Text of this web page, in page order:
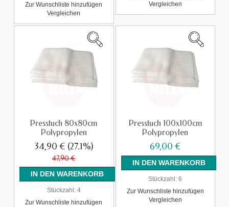
Zur Wunschliste hinzufügen
Vergleichen
Vergleichen
Presstuch 80x80cm
Polypropylen
34,90 € (27.1%)
47,90 €
Stückzahl:4
Zur Wunschliste hinzufügen
Presstuch 100x100cm
Polypropylen
69,00 €
Stückzahl: 6
Zur Wunschliste hinzufügen
Vergleichen